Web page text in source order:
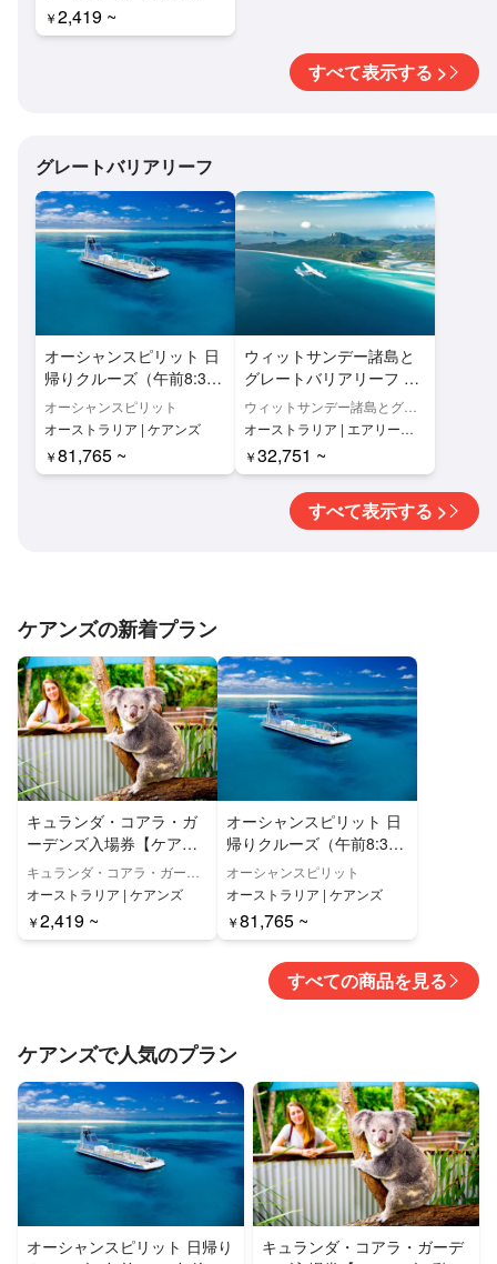
すべて表示する >
￥2,419 ~
グレートバリアリーフ
すべて表示する >
オーシャンスピリット 日
帰りクルーズ（午前8:30~
午後17:00・ケアンズ発）
【ミカエルマス・ケイ・
クルーズ&スノーケリン
グ】
オーシャンスピリット
オーストラリア | ケアンズ
￥81,765 ~
ウィットサンデー諸島と
グレートバリアリーフ 60
分スカイツアー（エアリ
ービーチ発）【グレート
バリアリーフ・観光フラ
イト】
ウィットサンデー諸島とグレ
ートバリアリーフ
オーストラリア | エアリービ
ーチ
￥32,751 ~
ケアンズの新着プラン
キュランダ・コアラ・ガ
ーデンズ入場券【ケアン
ズ・動物園】
キュランダ・コアラ・ガーデ
ンズ
オーストラリア | ケアンズ
￥2,419 ~
オーシャンスピリット 日
帰りクルーズ（午前8:30~
午後17:00・ケアンズ発）
【ミカエルマス・ケイ・
クルーズ&スノーケリン
グ】
オーシャンスピリット
オーストラリア | ケアンズ
￥81,765 ~
すべての商品を見る
ケアンズで人気のプラン
オーシャンスピリット 日帰り
キュランダ・コアラ・ガーデ